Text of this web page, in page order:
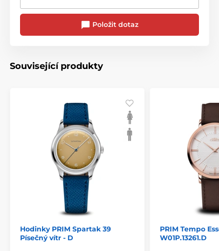
Položit dotaz
Související produkty
Hodinky PRIM Spartak 39
Písečný vítr - D
PRIM Tempo
W01P.13261.D